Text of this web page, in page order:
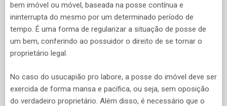
bem imóvel ou móvel, baseada na posse contínua e
ininterrupta do mesmo por um determinado período de
tempo. É uma forma de regularizar a situação de posse de
um bem, conferindo ao possuidor o direito de se tornar o
proprietário legal.
No caso do usucapião pro labore, a posse do imóvel deve ser
exercida de forma mansa e pacífica, ou seja, sem oposição
do verdadeiro proprietário. Além disso, é necessário que o